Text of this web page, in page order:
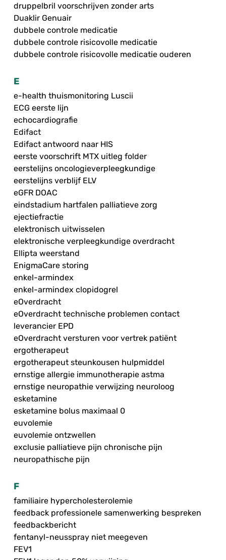
druppelbril voorschrijven zonder arts
Duaklir Genuair
dubbele controle medicatie
dubbele controle risicovolle medicatie
dubbele controle risicovolle medicatie ouderen
E
e-health thuismonitoring Luscii
ECG eerste lijn
echocardiografie
Edifact
Edifact antwoord naar HIS
eerste voorschrift MTX uitleg folder
eerstelijns oncologieverpleegkundige
eerstelijns verblijf ELV
eGFR DOAC
eindstadium hartfalen palliatieve zorg
ejectiefractie
elektronisch uitwisselen
elektronische verpleegkundige overdracht
Ellipta weerstand
EnigmaCare storing
enkel-armindex
enkel-armindex clopidogrel
eOverdracht
eOverdracht technische problemen contact
leverancier EPD
eOverdracht versturen voor vertrek patiënt
ergotherapeut
ergotherapeut steunkousen hulpmiddel
ernstige allergie immunotherapie astma
ernstige neuropathie verwijzing neuroloog
esketamine
esketamine bolus maximaal 0
euvolemie
euvolemie ontzwellen
exclusie palliatieve pijn chronische pijn
neuropathische pijn
F
familiaire hypercholesterolemie
feedback professionele samenwerking bespreken
feedbackbericht
fentanyl-neusspray niet meegeven
FEV1